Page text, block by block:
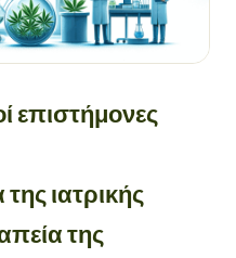
επιστήμονες
ιατρικής
της